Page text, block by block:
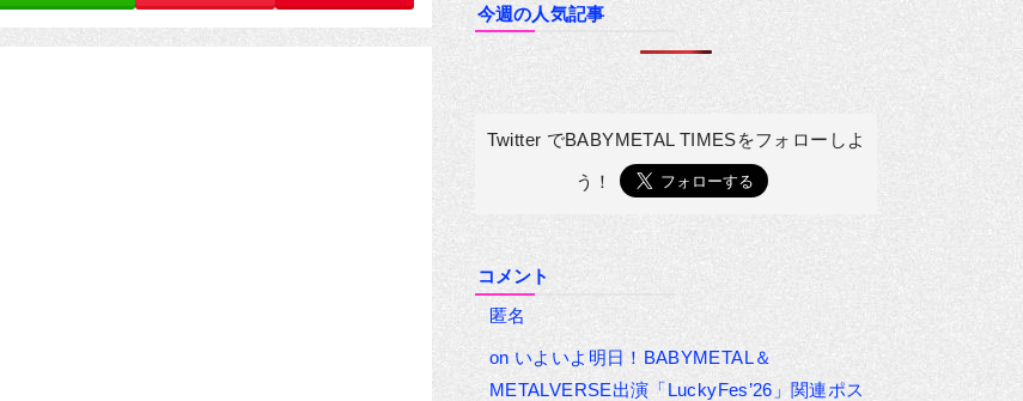
今週の人気記事
Twitter でBABYMETAL TIMESをフォローしよ
う！
コメント
匿名
on いよいよ明日！BABYMETAL＆
METALVERSE出演「LuckyFes’26」関連ポス